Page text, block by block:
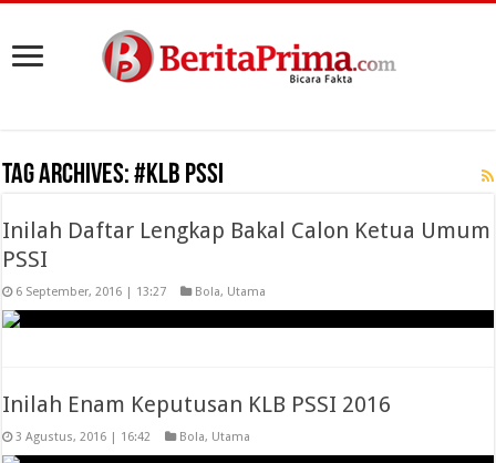
Tag Archives:#KLB PSSI
Inilah Daftar Lengkap Bakal Calon Ketua Umum
PSSI
6 September, 2016 | 13:27 Bola, Utama
Inilah Enam Keputusan KLB PSSI 2016
3 Agustus, 2016 | 16:42 Bola, Utama